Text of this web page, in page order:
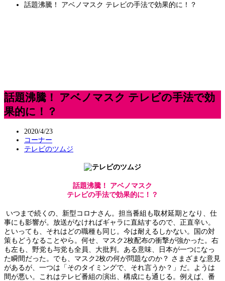
話題沸騰！ アベノマスク テレビの手法で効果的に！？
話題沸騰！ アベノマスク テレビの手法で効
果的に！？
2020/4/23
コーナー
テレビのツムジ
話題沸騰！ アベノマスク
テレビの手法で効果的に！？
いつまで続くの、新型コロナさん。担当番組も取材延期となり、仕
事にも影響が。放送がなければギャラに直結するので、正直辛い。
といっても、それはどの職種も同じ。今は耐えるしかない。国の対
策もどうなることやら。何せ、マスク2枚配布の衝撃が強かった。右
も左も、野党も与党も全員、大批判。ある意味、日本が一つになっ
た瞬間だった。でも、マスク2枚の何が問題なのか？ さまざまな意見
があるが、一つは「そのタイミングで、それ言うか？」だ。ようは
間が悪い。これはテレビ番組の演出、構成にも通じる。例えば、番